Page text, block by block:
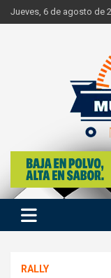
Skip
to
Jueves, 6 de agosto de
Mundo
Si hay ruido de
RALLY